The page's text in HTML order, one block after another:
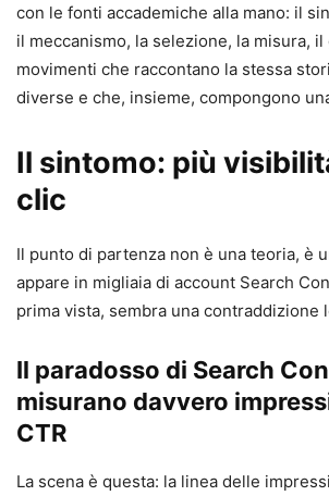
con le fonti accademiche alla mano: il
il meccanismo, la selezione, la misura,
movimenti che raccontano la stessa
diverse e che, insieme, compongono
Il sintomo: più
clic
Il punto di partenza non è una teoria, è
appare in migliaia di account Search
prima vista, sembra una contraddizione
Il paradosso di Search
misurano davvero
CTR
La scena è questa: la linea delle